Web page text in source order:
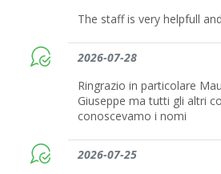
The staff is very helpfull
2026-07-28
Ringrazio in particolare
Giuseppe ma tutti gli altri
conoscevamo i nomi
2026-07-25